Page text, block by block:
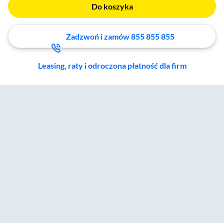
Do koszyka
Zadzwoń i zamów 855 855 855
Leasing, raty i odroczona płatność dla firm